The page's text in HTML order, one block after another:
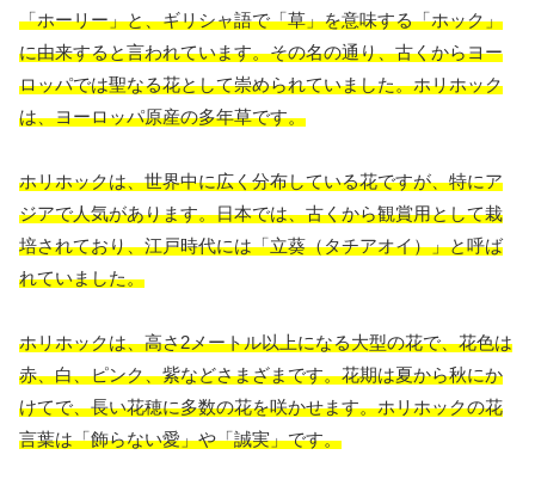
「ホーリー」と、ギリシャ語で「草」を意味する「ホック」
に由来すると言われています。その名の通り、古くからヨー
ロッパでは聖なる花として崇められていました。ホリホック
は、ヨーロッパ原産の多年草です。
ホリホックは、世界中に広く分布している花ですが、特にア
ジアで人気があります。日本では、古くから観賞用として栽
培されており、江戸時代には「立葵（タチアオイ）」と呼ば
れていました。
ホリホックは、高さ2メートル以上になる大型の花で、花色は
赤、白、ピンク、紫などさまざまです。花期は夏から秋にか
けてで、長い花穂に多数の花を咲かせます。ホリホックの花
言葉は「飾らない愛」や「誠実」です。